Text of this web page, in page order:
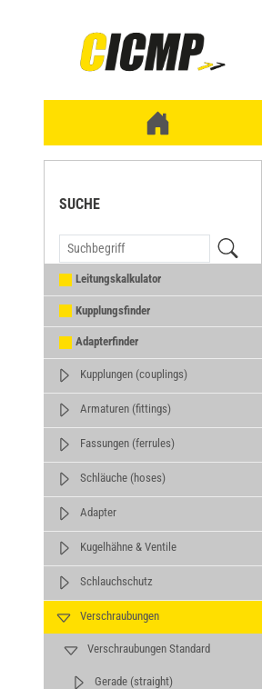
SUCHE
Leitungskalkulator
Kupplungsfinder
Adapterfinder
Kupplungen (couplings)
Armaturen (fittings)
Fassungen (ferrules)
Schläuche (hoses)
Adapter
Kugelhähne & Ventile
Schlauchschutz
Verschraubungen
Verschraubungen Standard
Gerade (straight)